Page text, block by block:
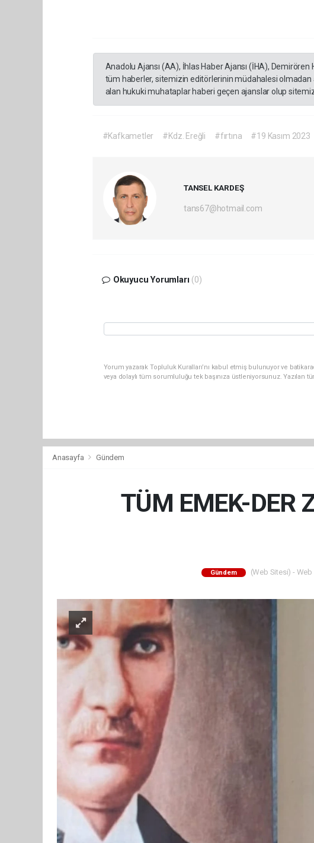
Anadolu Ajansı (AA), İhlas Haber Ajansı (İHA),
tüm haberler, sitemizin editörlerinin müdahalesi
alan hukuki muhataplar haberi geçen ajanslar olup
#Kafkametler #Kdz. Ereğli #fırtına #19 Kasım 2023
TANSEL KARDEŞ
tans67@hotmail.com
Okuyucu Yorumları (0)
Yorum yazarak Topluluk Kuralları’nı kabul etmiş bulunuyor ve
veya dolaylı tüm sorumluluğu tek başınıza üstleniyorsunuz.
Anasayfa Gündem
TÜM EMEK-DER
Gündem (Web Sitesi) - Web